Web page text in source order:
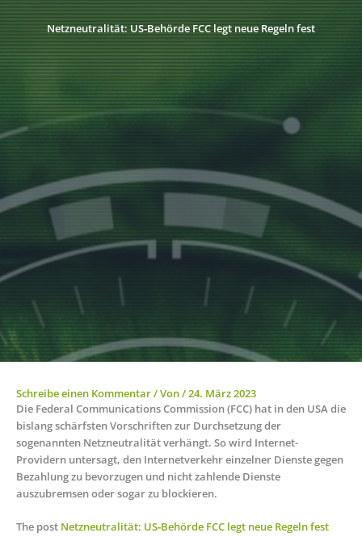
Netzneutralität: US‑Behörde FCC legt neue Regeln fest
Schreibe einen Kommentar/ Von/24. März 2023
Die Federal Communications Commission (FCC) hat in den USA die
bislang schärfsten Vorschriften zur Durchsetzung der
sogenannten Netzneutralität verhängt. So wird Internet-
Providern untersagt, den Internetverkehr einzelner Dienste gegen
Bezahlung zu bevorzugen und nicht zahlende Dienste
auszubremsen oder sogar zu blockieren.
The post Netzneutralität: US‑Behörde FCC legt neue Regeln fest